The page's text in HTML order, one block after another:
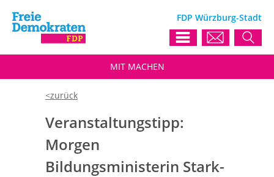
FDP Würzburg-Stadt
MIT MACHEN
Veranstaltungstipp:
Morgen
Bildungsministerin Stark-